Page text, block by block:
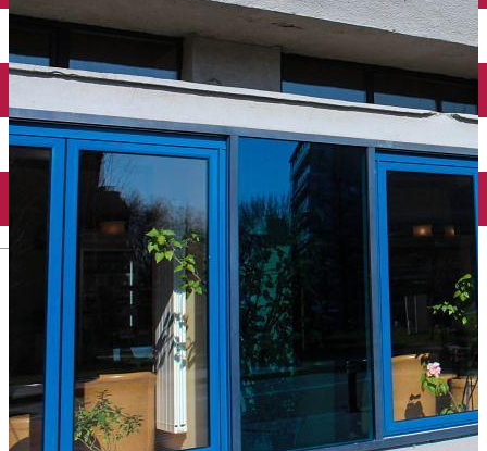
English
Închirieri biciclete
Încărcare vehicule electrice